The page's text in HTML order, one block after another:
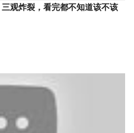
观炸裂，看完都不知道该不该